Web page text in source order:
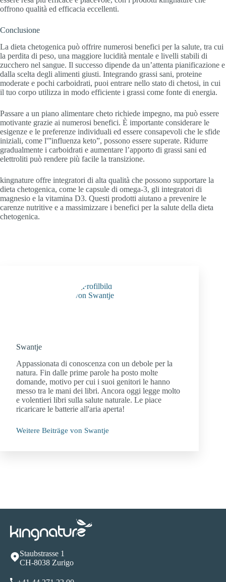
offrono qualità ed efficacia eccellenti.
Conclusione
La dieta chetogenica può offrire numerosi benefici per la salute, tra cui
la perdita di peso, una maggiore lucidità mentale e livelli stabili di
zucchero nel sangue. Il successo dipende da un’attenta pianificazione e
dalla scelta degli alimenti giusti. Integrando grassi sani, proteine
moderate e pochi carboidrati, puoi entrare nello stato di chetosi, in cui
il tuo corpo utilizza in modo efficiente i grassi come fonte di energia.
Passare a un piano alimentare cheto richiede impegno, ma può essere
motivante grazie ai numerosi benefici. È importante considerare le
esigenze e le preferenze individuali ed essere consapevoli che le sfide
iniziali, come l'”influenza keto”, possono essere superate. Ridurre
gradualmente i carboidrati e aumentare l’apporto di grassi sani ed
elettroliti può rendere più facile la transizione.
kingnature offre integratori di alta qualità che possono supportare la
dieta chetogenica, come le capsule di omega-3, gli integratori di
magnesio e la vitamina D3. Questi prodotti aiutano a prevenire le
carenze nutritive e a massimizzare i benefici per la salute della dieta
chetogenica.
Swantje
Appassionata di conoscenza con un debole per la
natura. Fin dalle prime parole ha posto molte
domande, motivo per cui i suoi genitori le hanno
messo tra le mani dei libri. Ancora oggi legge molto
e volentieri libri sulla salute naturale. Le piace
ricaricare le batterie all'aria aperta!
Weitere Beiträge von Swantje
Staubstrasse 1
CH-8038 Zurigo